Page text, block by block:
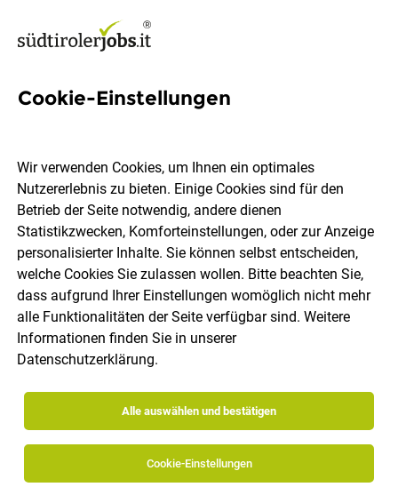
Schweitzer Industries
(w/m/x)
Schweitzer Project AG
Naturns Vollzeit 31.07.2026
Cookie-Einstellungen
Wir verwenden Cookies, um Ihnen ein optimales
Nutzererlebnis zu bieten. Einige Cookies sind für den
Betrieb der Seite notwendig, andere dienen
Statistikzwecken, Komforteinstellungen, oder zur Anzeige
personalisierter Inhalte. Sie können selbst entscheiden,
welche Cookies Sie zulassen wollen. Bitte beachten Sie,
dass aufgrund Ihrer Einstellungen womöglich nicht mehr
alle Funktionalitäten der Seite verfügbar sind. Weitere
Informationen finden Sie in unserer
Datenschutzerklärung.
Alle auswählen und bestätigen
Cookie-Einstellungen